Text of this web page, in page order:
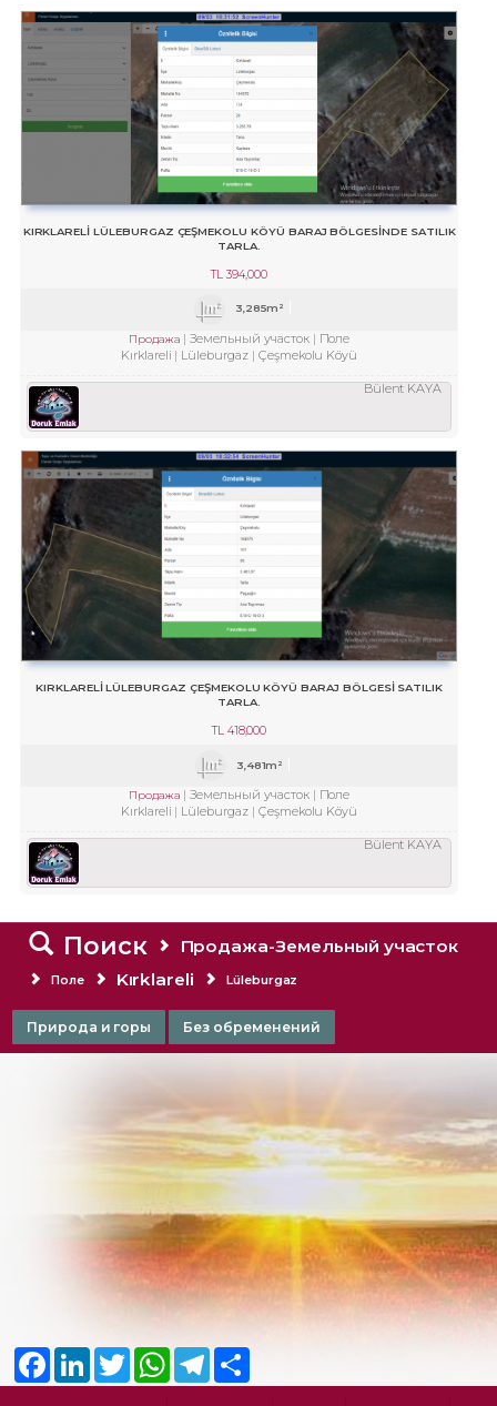
KIRKLARELİ LÜLEBURGAZ ÇEŞMEKOLU KÖYÜ BARAJ BÖLGESİNDE SATILIK
TARLA.
TL 394,000
3,285m²
Продажа Земельный участок
Поле
Kırklareli
Lüleburgaz Çeşmekolu Köyü
Bülent KAYA
KIRKLARELİ LÜLEBURGAZ ÇEŞMEKOLU KÖYÜ BARAJ BÖLGESİ SATILIK
TARLA.
TL418,000
3,481m²
Продажа Земельный участок
Поле
Kırklareli
Lüleburgaz Çeşmekolu Köyü
Bülent KAYA
Поиск Продажа-Земельный участок
Поле Kırklareli Lüleburgaz
Природа и горы Без обременений
FacebookLinkedInTwitter WhatsAppTelegram